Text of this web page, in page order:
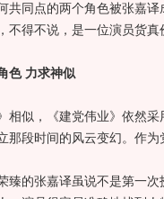
共同点的两个角色被张嘉
不得不说，是一位演员货真
力求神似
似，《建党伟业》依然采
那段时间的风云变幻。作
的张嘉译虽说不是第一次